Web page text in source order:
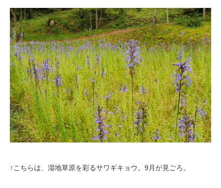
↑こちらは、湿地草原を彩るサワギキョウ。9月が見ごろ。